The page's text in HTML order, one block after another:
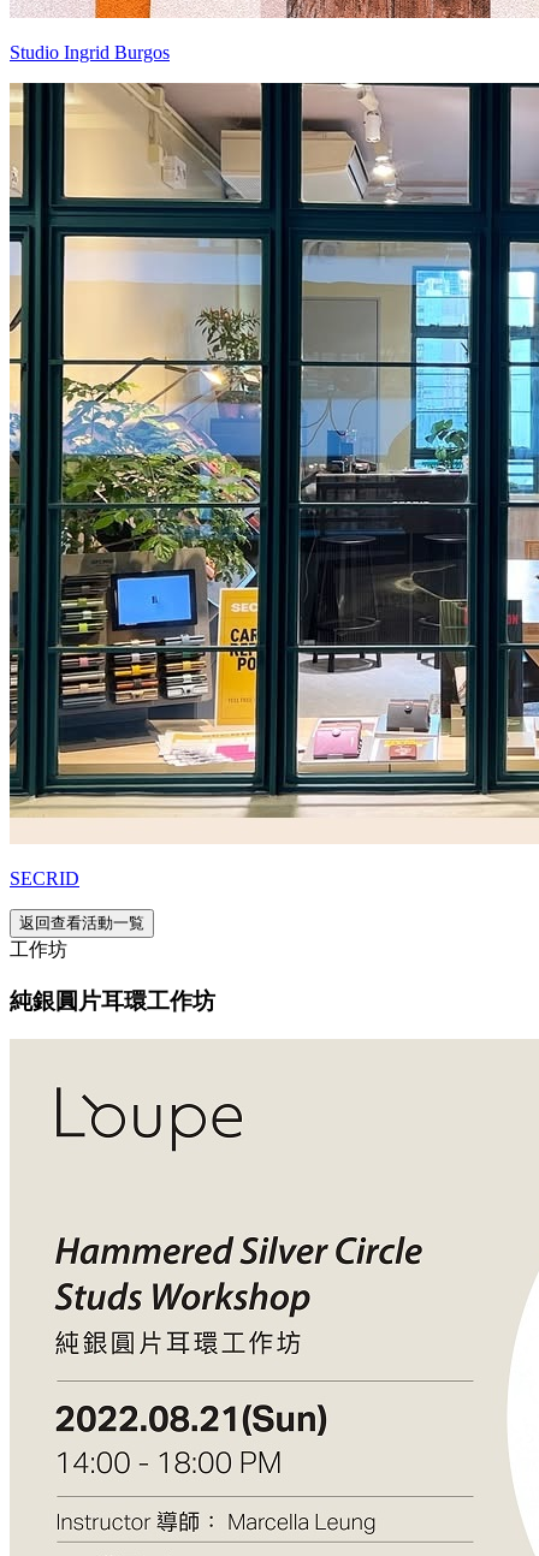
Studio Ingrid Burgos
SECRID
返回查看活動一覧
工作坊
純銀圓片耳環工作坊